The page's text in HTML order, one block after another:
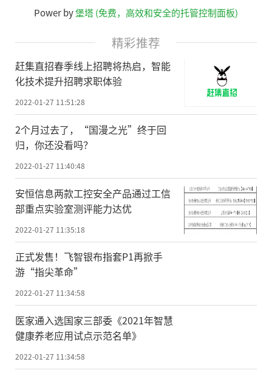
Power by堡塔 (免费，高效和安全的托管控制面板)
精彩推荐
赶集直招春季线上招聘将热启，智能
化技术提升招聘求职体验
2022-01-27 11:51:28
2个月过去了，“国漫之光”终于回
归，你还没看吗？
2022-01-27 11:40:48
安恒信息两款工控安全产品通过工信
部重点实验室测评能力达优
2022-01-27 11:35:18
正式发售！飞智银布指套P1再掀手
游“指尖革命”
2022-01-27 11:34:58
医家通入选国家三部委《2021年智慧
健康养老应用试点示范名单》
2022-01-27 11:34:58